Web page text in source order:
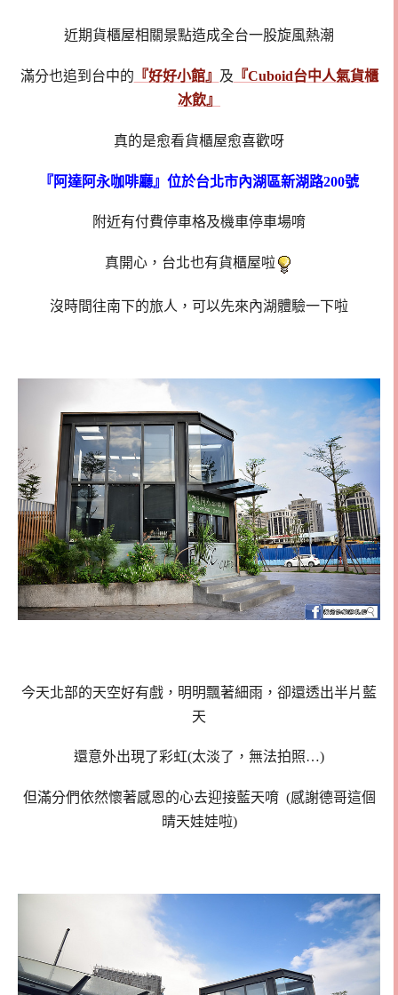
近期貨櫃屋相關景點造成全台一股旋風熱潮
滿分也追到台中的 『好好小館』 及 『Cuboid台中人氣貨櫃
冰飲』
真的是愈看貨櫃屋愈喜歡呀
『阿達阿永咖啡廳』位於台北市內湖區新湖路200號
附近有付費停車格及機車停車場唷
真開心，台北也有貨櫃屋啦
沒時間往南下的旅人，可以先來內湖體驗一下啦
今天北部的天空好有戲，明明飄著細雨，卻還透出半片藍
天
還意外出現了彩虹(太淡了，無法拍照…)
但滿分們依然懷著感恩的心去迎接藍天唷 (感謝德哥這個
晴天娃娃啦)